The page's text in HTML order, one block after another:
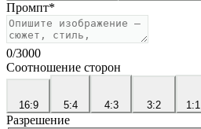
Промпт*
0/3000
Соотношение сторон
16:9 5:4 4:3 3:2 1:1
Разрешение